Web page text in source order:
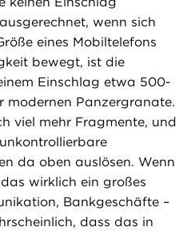
wenn sich
eines Mobiltelefons
bewegt, ist die
Einschlag etwa 500-
modernen Panzergranate.
viel mehr Fragmente, und
da oben auslösen. Wenn
wirklich ein großes
Bankgeschäfte –
dass das in